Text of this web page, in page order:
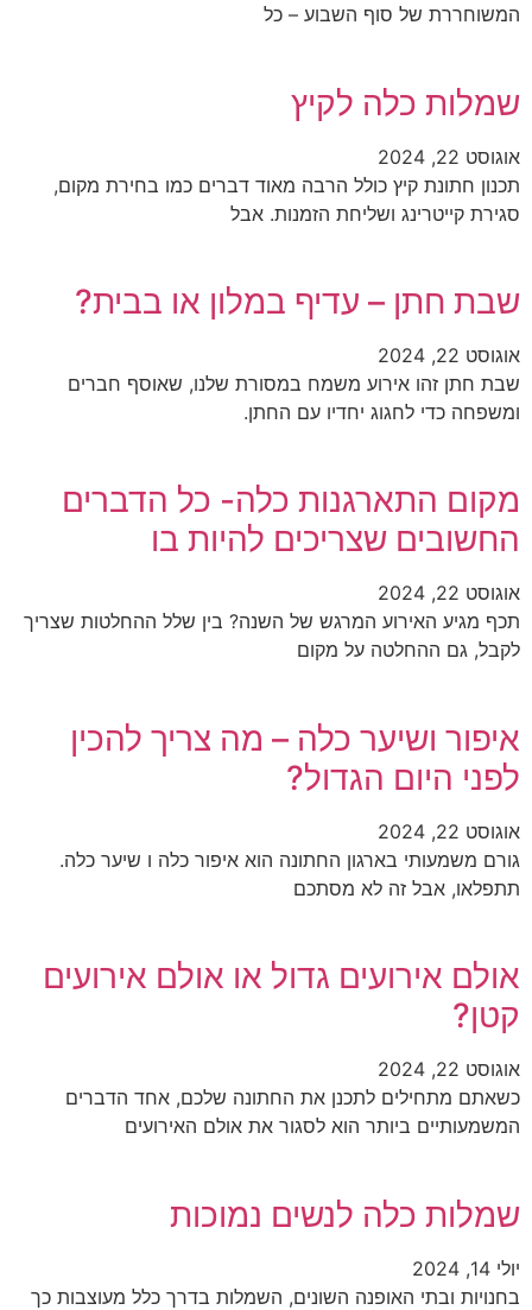
המשוחררת של סוף השבוע – כל
שמלות כלה לקיץ
אוגוסט 22, 2024
תכנון חתונת קיץ כולל הרבה מאוד דברים כמו בחירת מקום,
סגירת קייטרינג ושליחת הזמנות. אבל
שבת חתן – עדיף במלון או בבית?
אוגוסט 22, 2024
שבת חתן זהו אירוע משמח במסורת שלנו, שאוסף חברים
ומשפחה כדי לחגוג יחדיו עם החתן.
מקום התארגנות כלה- כל הדברים
החשובים שצריכים להיות בו
אוגוסט 22, 2024
תכף מגיע האירוע המרגש של השנה? בין שלל ההחלטות שצריך
לקבל, גם ההחלטה על מקום
איפור ושיער כלה – מה צריך להכין
לפני היום הגדול?
אוגוסט 22, 2024
גורם משמעותי בארגון החתונה הוא איפור כלה ו שיער כלה.
תתפלאו, אבל זה לא מסתכם
אולם אירועים גדול או אולם אירועים
קטן?
אוגוסט 22, 2024
כשאתם מתחילים לתכנן את החתונה שלכם, אחד הדברים
המשמעותיים ביותר הוא לסגור את אולם האירועים
שמלות כלה לנשים נמוכות
יולי 14, 2024
בחנויות ובתי האופנה השונים, השמלות בדרך כלל מעוצבות כך